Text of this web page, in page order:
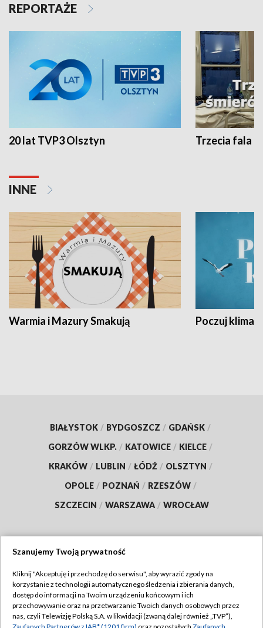
REPORTAŻE
20 lat TVP3 Olsztyn Trzecia fala -
INNE
Warmia i Mazury Smakują Poczuj klimat
BIAŁYSTOK / BYDGOSZCZ / GDAŃSK /
GORZÓW WLKP. / KATOWICE / KIELCE /
KRAKÓW / LUBLIN / ŁÓDŹ / OLSZTYN /
OPOLE / POZNAŃ / RZESZÓW /
SZCZECIN / WARSZAWA / WROCŁAW
TVP
Abonament TVP
Emisja w TVP
Regulamin TVP
Szanujemy Twoją prywatność
Kliknij "Akceptuję i przechodzę do serwisu", aby wyrazić zgody na
korzystanie z technologii automatycznego śledzenia i zbierania danych,
dostęp do informacji na Twoim urządzeniu końcowym i ich
przechowywanie oraz na przetwarzanie Twoich danych osobowych przez
nas, czyli Telewizję Polską S.A. w likwidacji (zwaną dalej również „TVP”),